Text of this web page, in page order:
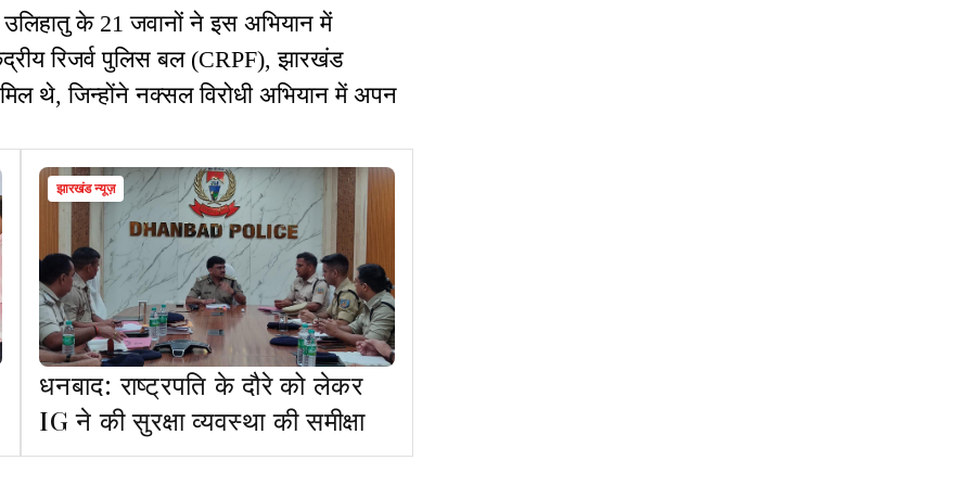
के 21 जवानों ने इस अभियान में
रिजर्व पुलिस बल (CRPF), झारखंड
थे, जिन्होंने नक्सल विरोधी अभियान में अपन
झारखंड न्यूज़
धनबाद: राष्ट्रपति के दौरे को लेकर
IG ने की सुरक्षा व्यवस्था की समीक्षा